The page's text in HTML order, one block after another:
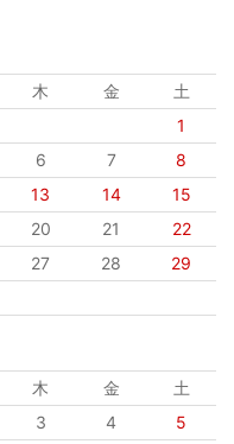
木 金
土
1
6 7
8
13 14
15
20 21
22
27 28
29
木 金
土
3 4
5